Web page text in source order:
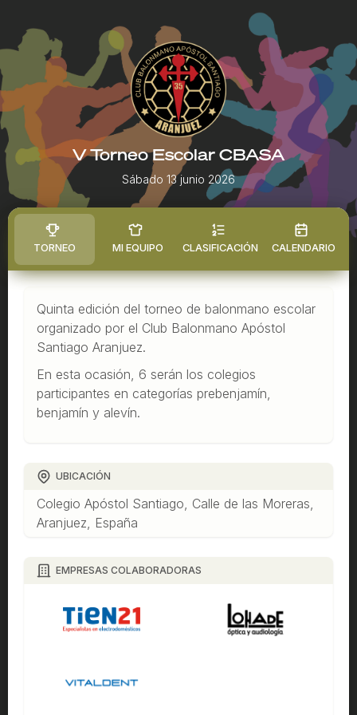
V Torneo Escolar CBASA
Sábado 13 junio 2026
TORNEO MI EQUIPO CLASIFICACIÓN CALENDARIO
Quinta edición del torneo de balonmano escolar
organizado por el Club Balonmano Apóstol
Santiago Aranjuez.
En esta ocasión, 6 serán los colegios
participantes en categorías prebenjamín,
benjamín y alevín.
UBICACIÓN
Colegio Apóstol Santiago, Calle de las Moreras,
Aranjuez, España
EMPRESAS COLABORADORAS